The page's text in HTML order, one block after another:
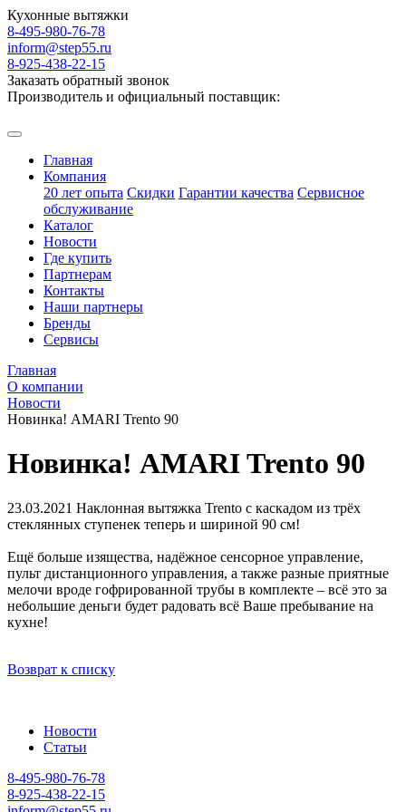
Кухонные вытяжки
8-495-980-76-78
inform@step55.ru
8-925-438-22-15
Заказать обратный звонок
Производитель и официальный поставщик:
Главная
Компания
20 лет опыта Скидки Гарантии качества Сервисное
обслуживание
Каталог
Новости
Где купить
Партнерам
Контакты
Наши партнеры
Бренды
Сервисы
Главная
О компании
Новости
Новинка! AMARI Trento 90
Новинка! AMARI Trento 90
23.03.2021 Наклонная вытяжка Trento с каскадом из трёх
стеклянных ступенек теперь и шириной 90 см!
Ещё больше изящества, надёжное сенсорное управление,
пульт дистанционного управления, а также разные приятные
мелочи вроде гофрированной трубы в комплекте – всё это за
небольшие деньги будет радовать всё Ваше пребывание на
кухне!
Возврат к списку
Новости
Статьи
8-495-980-76-78
8-925-438-22-15